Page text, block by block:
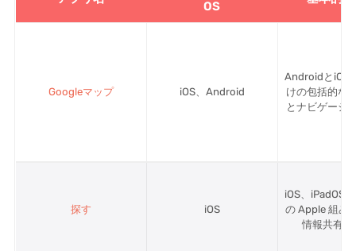
OS
Googleマップ iOS、Android
AndroidとiOS
けの包括的な
とナビゲーシ
探す iOS
iOS、iPadOS
の Apple 組み
情報共有ア